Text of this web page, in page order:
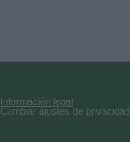
Información legal
Cambiar ajustes de privacidad